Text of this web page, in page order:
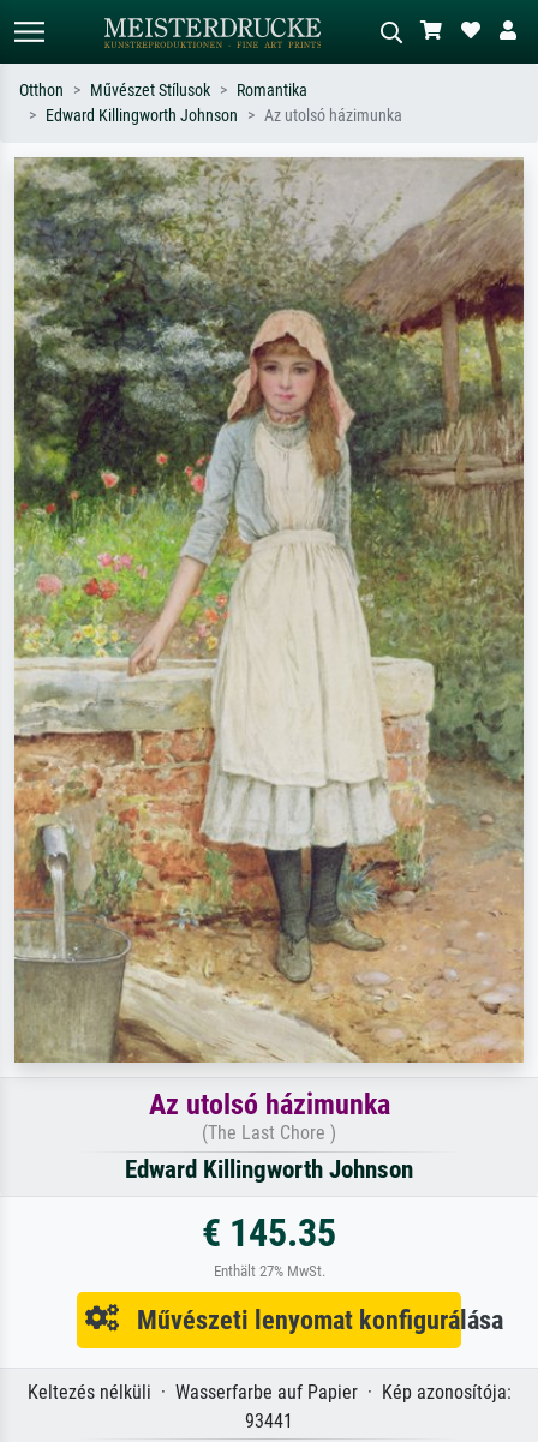
Keressen művész, műcím vagy stílus
szerint – pl. Monet, Csillagos éj,
impresszionizmus, Hokusai-hullám,
akt.
Írja le a jelenetet – pl. zöld rét, sok
piros absztrakt, sötét olajkép, álló akt
egy fa mellett.
Otthon Művészet Stílusok
Romantika
Edward Killingworth Johnson
Az utolsó házimunka
Az utolsó házimunka
(The Last Chore )
Edward Killingworth Johnson
€ 145.35
Enthält 27% MwSt.
Művészeti lenyomat konfigurálása
Keltezés nélküli · Wasserfarbe auf Papier · Kép azonosítója:
93441